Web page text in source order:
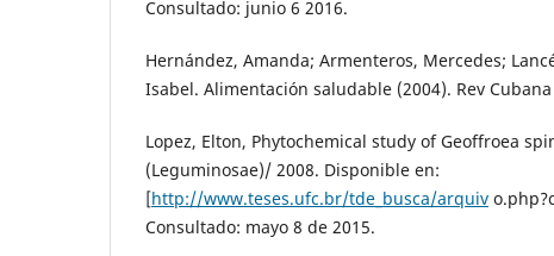
Consultado: junio 6 2016.
Hernández, Amanda; Armenteros, Mercedes;
Isabel. Alimentación saludable (2004). Rev
Lopez, Elton, Phytochemical study of Geoffroea
(Leguminosae)/ 2008. Disponible en:
[http://www.teses.ufc.br/tde_busca/arquiv
Consultado: mayo 8 de 2015.